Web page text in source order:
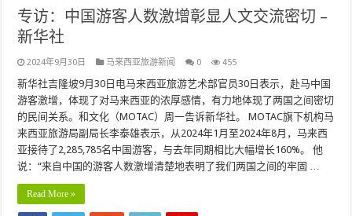
专访：中国游客人数激增彰显人文交流密切 –
新华社
2024年9月30日 马来西亚旅游新闻 0 455
新华社吉隆坡9月30日电马来西亚旅游艺术部官员30日表示，赴马中国
游客激增，体现了对马来西亚的浓厚感情，有力地体现了两国之间密切
的民间关系。和文化（MOTAC）周一告诉新华社。 MOTAC旗下机构马
来西亚旅游局副局长李泰雄表示，从2024年1月至2024年8月，马来西
亚接待了2,285,785名中国游客，与去年同期相比大幅增长160%。 他
说：“来自中国的游客人数激增清楚地表明了我们两国之间的牢固 …
Read More »